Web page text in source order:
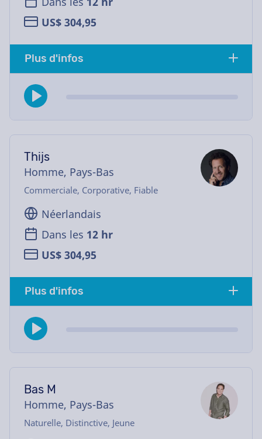
US$ 304,95
Plus d'infos
Thijs
Homme, Pays-Bas
Commerciale, Corporative, Fiable
Néerlandais
Dans les 12 hr
US$ 304,95
Plus d'infos
Bas M
Homme, Pays-Bas
Naturelle, Distinctive, Jeune